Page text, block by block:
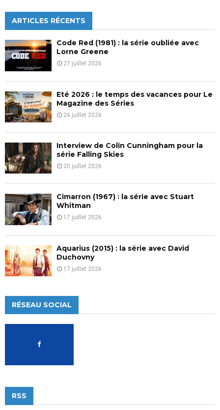
h
f
o
r
:
C
ARTICLES RÉCENTS
Code Red (1981) : la série oubliée avec
Lorne Greene
27 juillet 2026
Eté 2026 : le temps des vacances pour Le
Magazine des Séries
26 juillet 2026
Interview de Colin Cunningham pour la
série Falling Skies
20 juillet 2026
Cimarron (1967) : la série avec Stuart
Whitman
17 juillet 2026
Aquarius (2015) : la série avec David
Duchovny
17 juillet 2026
RÉSEAU SOCIAL
RSS